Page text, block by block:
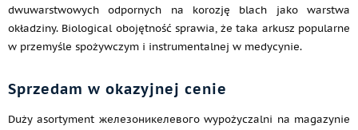
dwuwarstwowych odpornych na korozję blach jako warstwa
okładziny. Biological obojętność sprawia, że taka arkusz popularne
w przemyśle spożywczym i instrumentalnej w medycynie.
Sprzedam w okazyjnej cenie
Duży asortyment железоникелевого wypożyczalni na magazynie